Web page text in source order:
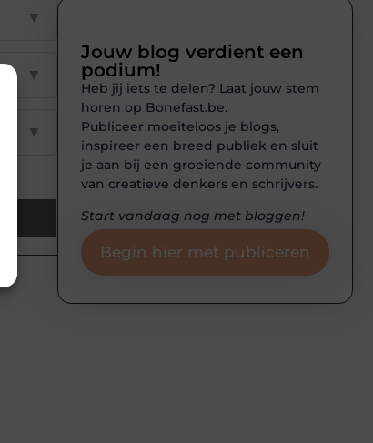
▼
▼
▼
Jouw blog verdient een
podium!
Heb jij iets te delen? Laat jouw stem
horen op Bonefast.be.
Publiceer moeiteloos je blogs,
inspireer een breed publiek en sluit
je aan bij een groeiende community
van creatieve denkers en schrijvers.
Start vandaag nog met bloggen!
Begin hier met publiceren